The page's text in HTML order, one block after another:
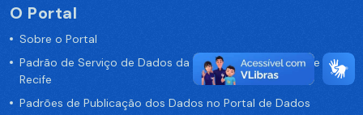
O Portal
Sobre o Portal
Padrão de Serviço de Dados da Prefeitura da Cidade de
Recife
Padrões de Publicação dos Dados no Portal de Dados